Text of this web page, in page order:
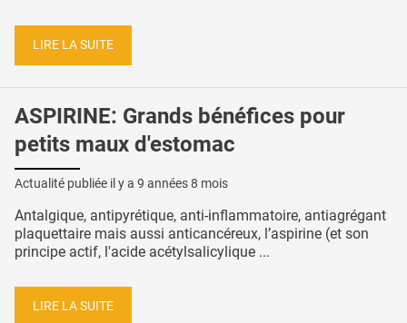
LIRE LA SUITE
ASPIRINE: Grands bénéfices pour
petits maux d'estomac
Actualité publiée il y a 9 années 8 mois
Antalgique, antipyrétique, anti-inflammatoire, antiagrégant
plaquettaire mais aussi anticancéreux, l’aspirine (et son
principe actif, l'acide acétylsalicylique ...
LIRE LA SUITE